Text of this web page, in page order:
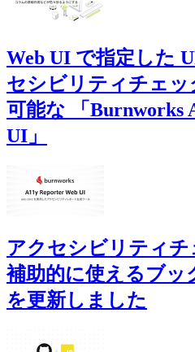
Web UI で指定した
セシビリティチェ
可能な 「Burnworks
UI」
アクセシビリティ
補助的に使えるブッ
を更新しました